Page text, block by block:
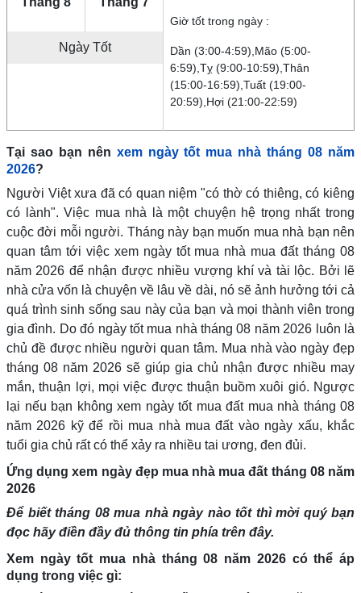
Ngày Tốt
Giờ tốt trong ngày :
Dần (3:00-4:59),Mão (5:00-
6:59),Tỵ (9:00-10:59),Thân
(15:00-16:59),Tuất (19:00-
20:59),Hợi (21:00-22:59)
Tại sao bạn nên xem ngày tốt mua nhà tháng 08 năm
2026?
Người Việt xưa đã có quan niệm "có thờ có thiêng, có kiêng
có lành". Việc mua nhà là một chuyện hệ trọng nhất trong
cuộc đời mỗi người. Tháng này bạn muốn mua nhà bạn nên
quan tâm tới việc xem ngày tốt mua nhà mua đất tháng 08
năm 2026 để nhận được nhiều vượng khí và tài lộc. Bởi lẽ
nhà cửa vốn là chuyện về lâu về dài, nó sẽ ảnh hưởng tới cả
quá trình sinh sống sau này của bạn và mọi thành viên trong
gia đình. Do đó ngày tốt mua nhà tháng 08 năm 2026 luôn là
chủ đề được nhiều người quan tâm. Mua nhà vào ngày đẹp
tháng 08 năm 2026 sẽ giúp gia chủ nhận được nhiều may
mắn, thuận lợi, mọi việc được thuận buồm xuôi gió. Ngược
lại nếu bạn không xem ngày tốt mua đất mua nhà tháng 08
năm 2026 kỹ để rồi mua nhà mua đất vào ngày xấu, khắc
tuổi gia chủ rất có thể xảy ra nhiều tai ương, đen đủi.
Ứng dụng xem ngày đẹp mua nhà mua đất tháng 08 năm
2026
Để biết tháng 08 mua nhà ngày nào tốt thì mời quý bạn
đọc hãy điền đầy đủ thông tin phía trên đây.
Xem ngày tốt mua nhà tháng 08 năm 2026 có thể áp
dụng trong việc gì: